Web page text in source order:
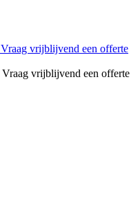
Vraag vrijblijvend een offerte